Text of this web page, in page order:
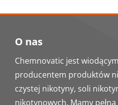
O nas
Chemnovatic jest
producentem produktów
czystej nikotyny, soli
nikotynowych. Mamy